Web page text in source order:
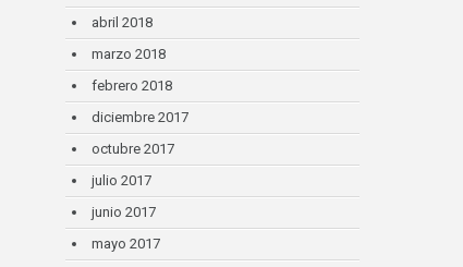
abril 2018
marzo 2018
febrero 2018
diciembre 2017
octubre 2017
julio 2017
junio 2017
mayo 2017